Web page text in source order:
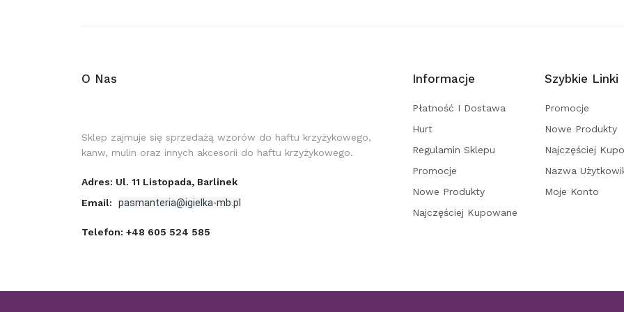
O Nas
Sklep zajmuje się sprzedażą wzorów do haftu krzyżykowego,
kanw, mulin oraz innych akcesorii do haftu krzyżykowego.
Adres: Ul. 11 Listopada, Barlinek
Email:
pasmanteria@igielka-mb.pl
Telefon: +48 605 524 585
Informacje
Płatność I Dostawa
Hurt
Regulamin Sklepu
Promocje
Nowe Produkty
Najczęściej Kupowane
Szybkie Linki
Promocje
Nowe Produkty
Najczęściej
Nazwa
Moje Konto